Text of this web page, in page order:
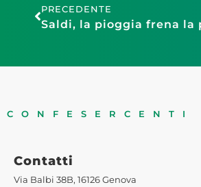
PRECEDENTE
CONFESERCENTI
Contatti
Via Balbi 38B, 16126 Genova